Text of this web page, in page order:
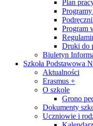
Plan
Program
Druki do
Biuletyn
Szkoła Podstawowa
Aktualności
Erasmus +
O szkole
Grono
Dokumenty
Uczniowie i